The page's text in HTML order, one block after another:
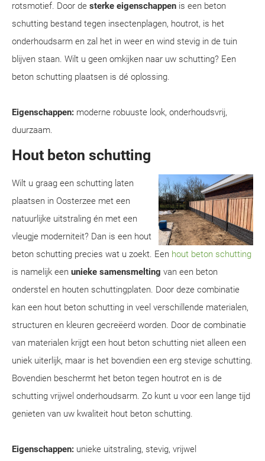
rotsmotief. Door de sterke eigenschappen is een beton
schutting bestand tegen insectenplagen, houtrot, is het
onderhoudsarm en zal het in weer en wind stevig in de tuin
blijven staan. Wilt u geen omkijken naar uw schutting? Een
beton schutting plaatsen is dé oplossing.
Eigenschappen: moderne robuuste look, onderhoudsvrij,
duurzaam.
Hout beton schutting
Wilt u graag een schutting laten
plaatsen in Oosterzee met een
natuurlijke uitstraling én met een
vleugje moderniteit? Dan is een hout
beton schutting precies wat u zoekt. Een hout beton schutting
is namelijk een unieke samensmelting van een beton
onderstel en houten schuttingplaten. Door deze combinatie
kan een hout beton schutting in veel verschillende materialen,
structuren en kleuren gecreëerd worden. Door de combinatie
van materialen krijgt een hout beton schutting niet alleen een
uniek uiterlijk, maar is het bovendien een erg stevige schutting.
Bovendien beschermt het beton tegen houtrot en is de
schutting vrijwel onderhoudsarm. Zo kunt u voor een lange tijd
genieten van uw kwaliteit hout beton schutting.
Eigenschappen: unieke uitstraling, stevig, vrijwel